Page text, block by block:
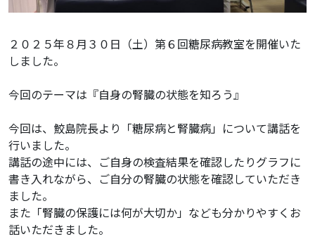
２０２５年８月３０日（土）第６回糖尿病教室を開催いた
しました。
今回のテーマは『自身の腎臓の状態を知ろう』
今回は、鮫島院長より「糖尿病と腎臓病」について講話を
行いました。
講話の途中には、ご自身の検査結果を確認したりグラフに
書き入れながら、ご自分の腎臓の状態を確認していただき
ました。
また「腎臓の保護には何が大切か」なども分かりやすくお
話いただきました。